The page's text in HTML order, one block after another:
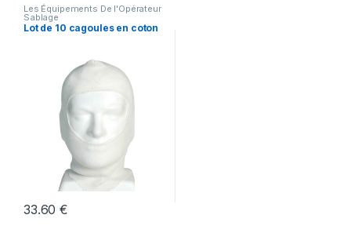
Les Équipements De l'Opérateur
Sablage
Lot de 10 cagoules en coton
33.60€